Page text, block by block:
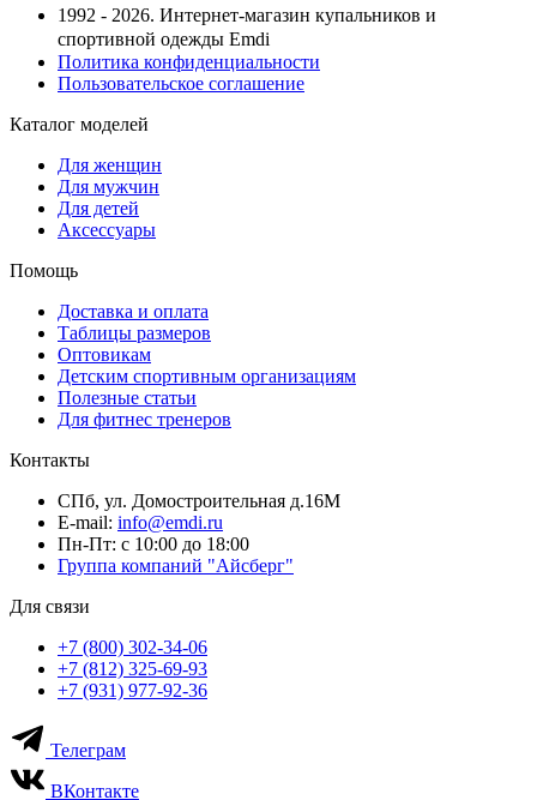
1992 - 2026. Интернет-магазин купальников и
спортивной одежды Emdi
Политика конфиденциальности
Пользовательское соглашение
Каталог моделей
Для женщин
Для мужчин
Для детей
Аксессуары
Помощь
Доставка и оплата
Таблицы размеров
Оптовикам
Детским спортивным организациям
Полезные статьи
Для фитнес тренеров
Контакты
СПб, ул. Домостроительная д.16М
E-mail: info@emdi.ru
Пн-Пт: с 10:00 до 18:00
Группа компаний "Айсберг"
Для связи
+7 (800) 302-34-06
+7 (812) 325-69-93
+7 (931) 977-92-36
Телеграм
ВКонтакте